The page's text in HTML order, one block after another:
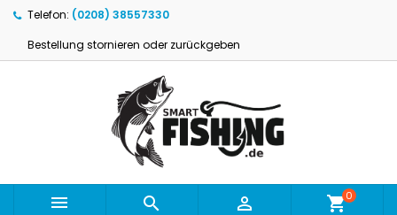
Telefon: (0208) 38557330
Bestellung stornieren oder zurückgeben
   shopping_cart0